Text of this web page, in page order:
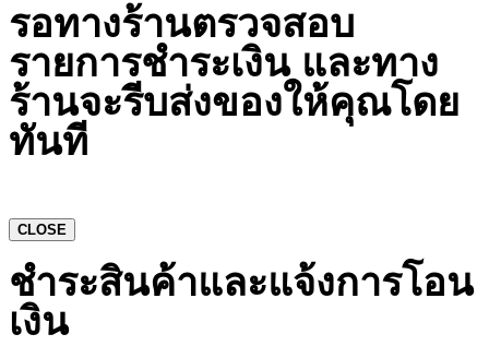
รอทางร้านตรวจสอบ
รายการชำระเงิน และทาง
ร้านจะรีบส่งของให้คุณโดย
ทันที
CLOSE
ชำระสินค้าและแจ้งการโอน
เงิน